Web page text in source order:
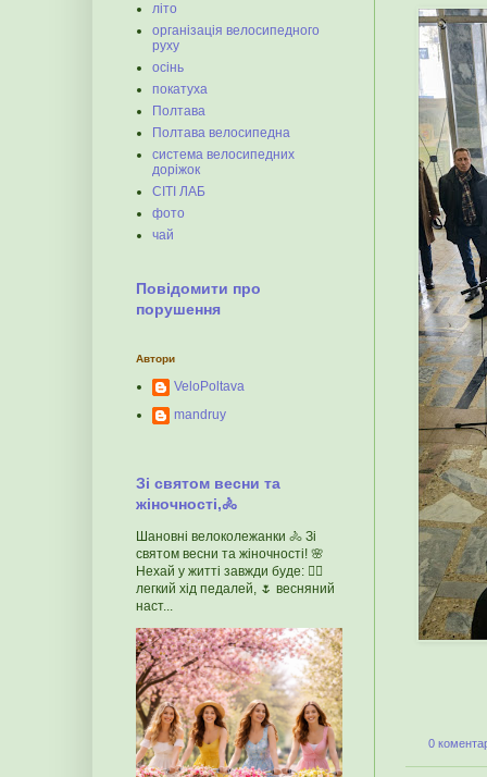
0
літо
організація велосипедного
руху
осінь
покатуха
Полтава
Полтава велосипедна
система велосипедних
доріжок
СІТІ ЛАБ
фото
чай
Повідомити про
порушення
Автори
VeloPoltava
mandruy
Зі святом весни та
жіночності,🚴
Шановні велоколежанки 🚴 Зі
святом весни та жіночності! 🌸
Нехай у житті завжди буде: 🚴‍♀️
легкий хід педалей, 🌷 весняний
наст...